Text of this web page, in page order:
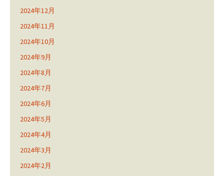
2024年12月
2024年11月
2024年10月
2024年9月
2024年8月
2024年7月
2024年6月
2024年5月
2024年4月
2024年3月
2024年2月